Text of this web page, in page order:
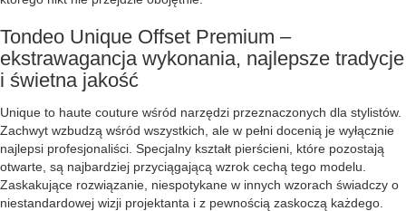
Tondeo Unique Offset Premium –
ekstrawagancja wykonania, najlepsze tradycje
i świetna jakość
Unique to haute couture wśród narzędzi przeznaczonych dla stylistów.
Zachwyt wzbudzą wśród wszystkich, ale w pełni docenią je wyłącznie
najlepsi profesjonaliści. Specjalny kształt pierścieni, które pozostają
otwarte, są najbardziej przyciągającą wzrok cechą tego modelu.
Zaskakujące rozwiązanie, niespotykane w innych wzorach świadczy o
niestandardowej wizji projektanta i z pewnością zaskoczą każdego.